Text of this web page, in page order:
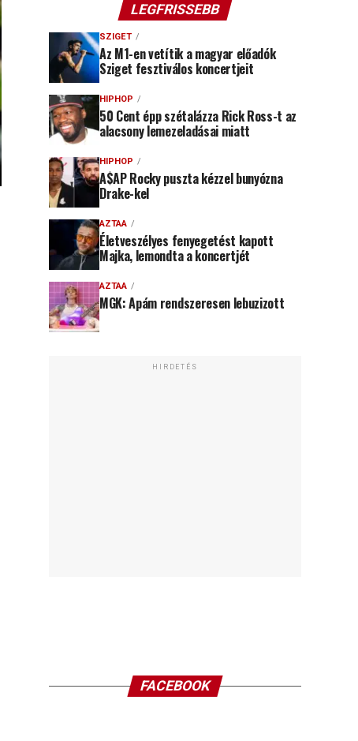
LEGFRISSEBB
SZIGET
Az M1-en vetítik a magyar előadók
Sziget fesztiválos koncertjeit
HIPHOP
50 Cent épp szétalázza Rick Ross-t az
alacsony lemezeladásai miatt
HIPHOP
A$AP Rocky puszta kézzel bunyózna
Drake-kel
AZTAA
Életveszélyes fenyegetést kapott
Majka, lemondta a koncertjét
AZTAA
MGK: Apám rendszeresen lebuzizott
HIRDETÉS
FACEBOOK